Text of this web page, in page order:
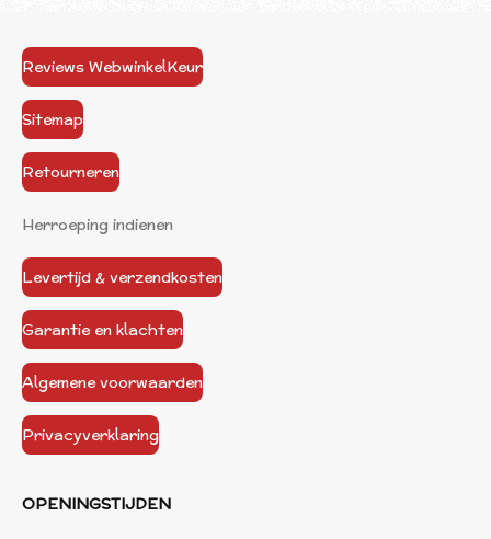
Reviews WebwinkelKeur
Sitemap
Retourneren
Herroeping indienen
Levertijd & verzendkosten
Garantie en klachten
Algemene voorwaarden
Privacyverklaring
OPENINGSTIJDEN